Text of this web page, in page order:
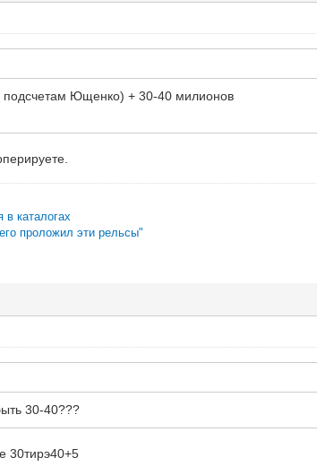
Ющенко) + 30-40 милионов
в каталогах
проложил эти рельсы"
30-40???
30тирэ40+5